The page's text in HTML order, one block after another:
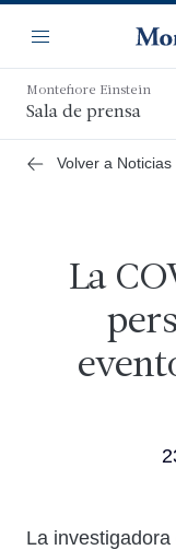
contenido
principal
Navegación
Menú
Montefiore Einstein
Sala de prensa
Volver a Noticias
La
Cuerpo
La